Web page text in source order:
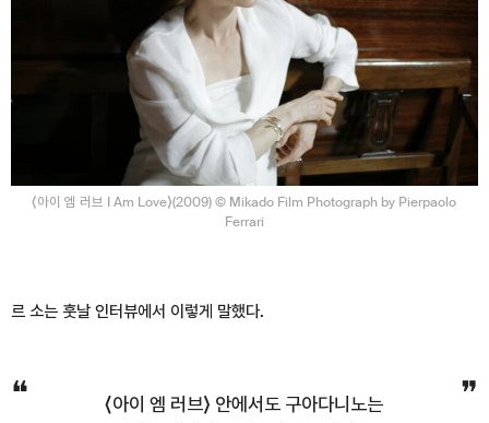
⟨아이 엠 러브 I Am Love⟩(2009) © Mikado Film Photograph by Pierpaolo
Ferrari
르 소는 훗날 인터뷰에서 이렇게 말했다.
⟨아이 엠 러브⟩ 안에서도 구아다니노는